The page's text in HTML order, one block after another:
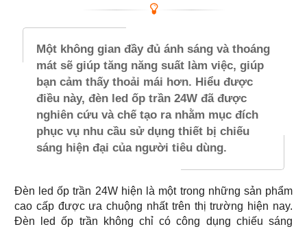
Một không gian đầy đủ ánh sáng và thoáng
mát sẽ giúp tăng năng suất làm việc, giúp
bạn cảm thấy thoải mái hơn. Hiểu được
điều này, đèn led ốp trần 24W đã được
nghiên cứu và chế tạo ra nhằm mục đích
phục vụ nhu cầu sử dụng thiết bị chiếu
sáng hiện đại của người tiêu dùng.
Đèn led ốp trần 24W hiện là một trong những sản phẩm
cao cấp được ưa chuộng nhất trên thị trường hiện nay.
Đèn led ốp trần không chỉ có công dụng chiếu sáng